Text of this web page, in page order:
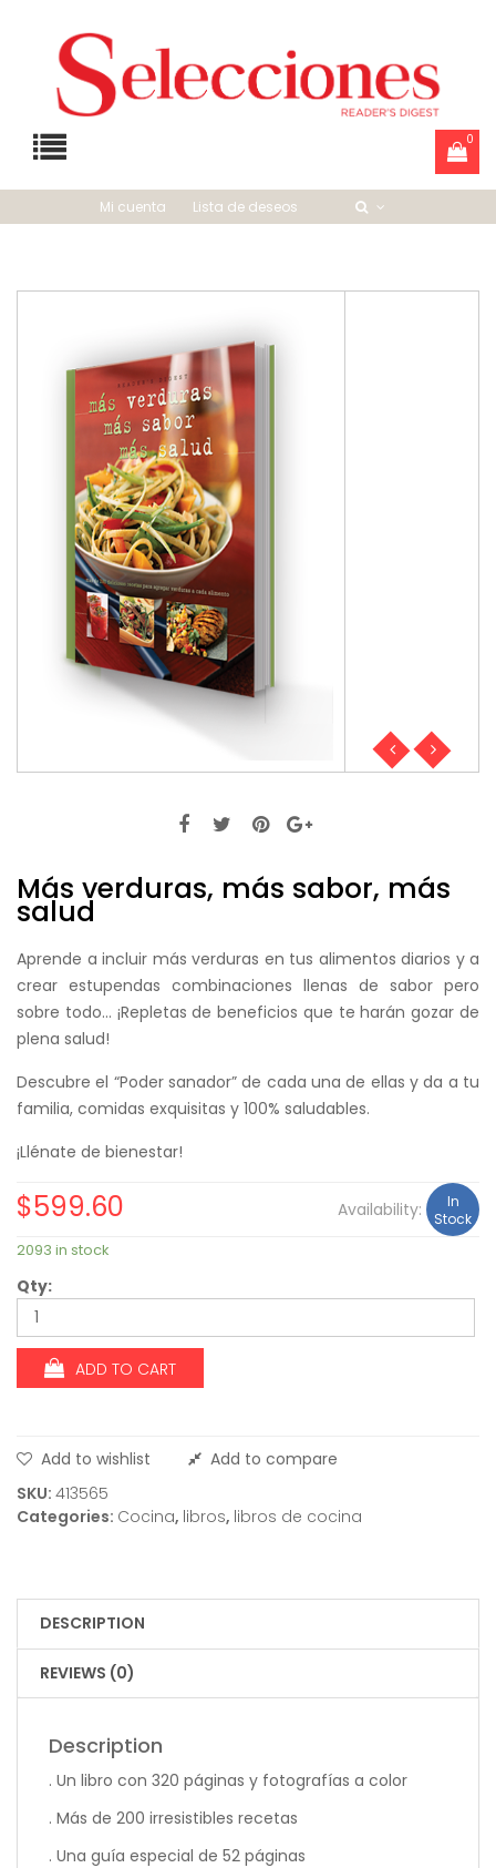
0
Mi cuenta Lista de deseos
Más verduras, más sabor, más
salud
Aprende a incluir más verduras en tus alimentos diarios y a
crear estupendas combinaciones llenas de sabor pero
sobre todo… ¡Repletas de beneficios que te harán gozar de
plena salud!
Descubre el “Poder sanador” de cada una de ellas y da a tu
familia, comidas exquisitas y 100% saludables.
¡Llénate de bienestar!
$599.60 Availability:
In
Stock
2093 in stock
Qty:
ADD TO CART
Add to wishlist
Add to compare
SKU: 413565
Categories: Cocina, libros, libros de cocina
DESCRIPTION
REVIEWS (0)
Description
. Un libro con 320 páginas y fotografías a color
. Más de 200 irresistibles recetas
. Una guía especial de 52 páginas